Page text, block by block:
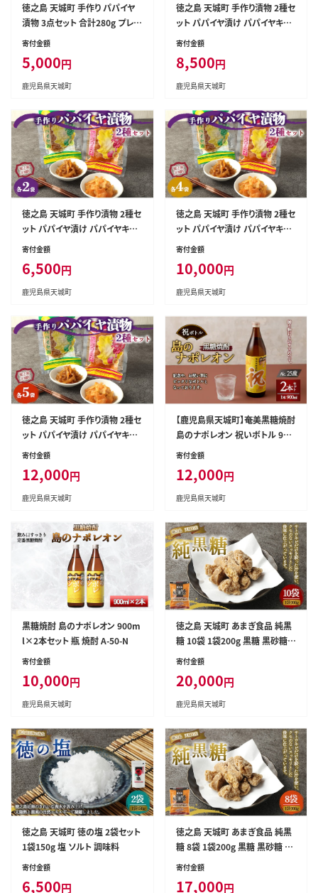
徳之島 天城町 手作り パパイヤ
漬物 3点セット 合計280g プレー
ン キムチ 佃煮 パパイヤ
寄付金額
5,000円
鹿児島県天城町
徳之島 天城町 手作り漬物 2種セ
ット パパイヤ漬け パパイヤキム
チ 合計540g 各種3袋入り
寄付金額
8,500円
鹿児島県天城町
徳之島 天城町 手作り漬物 2種セ
ット パパイヤ漬け パパイヤキム
チ 合計360g 各種2袋入り
寄付金額
6,500円
鹿児島県天城町
徳之島 天城町 手作り漬物 2種セ
ット パパイヤ漬け パパイヤキム
チ 合計720g 各種4袋入り
寄付金額
10,000円
鹿児島県天城町
徳之島 天城町 手作り漬物 2種セ
ット パパイヤ漬け パパイヤキム
チ 合計900g 各種5袋入り
寄付金額
12,000円
鹿児島県天城町
【鹿児島県天城町】奄美黒糖焼酎
島のナポレオン 祝いボトル 900
ml×2本セット 黒糖 焼酎 酒 記
寄付金額
12,000円
鹿児島県天城町
黒糖焼酎 島のナポレオン 900m
l×2本セット 瓶 焼酎 A-50-N
寄付金額
10,000円
鹿児島県天城町
徳之島 天城町 あまぎ食品 純黒
糖 10袋 1袋200g 黒糖 黒砂糖
さとうきび サトウキビ
寄付金額
20,000円
鹿児島県天城町
徳之島 天城町 徳の塩 2袋セット
1袋150g 塩 ソルト 調味料
寄付金額
6,500円
徳之島 天城町 あまぎ食品 純黒
糖 8袋 1袋200g 黒糖 黒砂糖 さ
とうきび サトウキビ
寄付金額
17,000円